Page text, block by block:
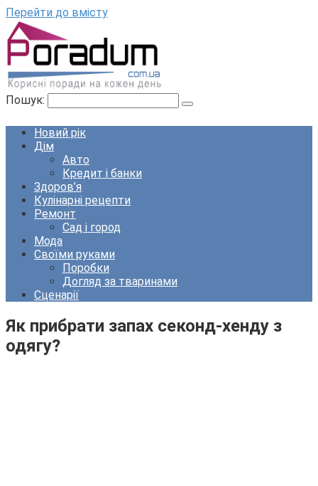
Перейти до вмісту
Пошук:
Новий рік
Дім
Авто
Кредит і банки
Здоров’я
Кулінарні рецепти
Ремонт
Сад і город
Мода
Своїми руками
Поробки
Догляд за тваринами
Сценарії
Як прибрати запах секонд-хенду з
одягу?